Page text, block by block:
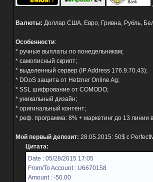
Валюты: Доллар США, Евро, Гривна, Рубль,
Особенности:
* ручные выплаты по понедельникам;
* самописный скрипт;
* выделенный сервер (IP Address 176.9.70.43);
* DDoS защита от Hetzner Online Ag;
* SSL шифрование от COMODO;
* уникальный дизайн;
* оригинальный контент;
* реф. программа: 8% + маркетинг до 13 линии в
Мой первый депозит: 28.05.2015: 50$ с
Цитата:
Date : 05/28/2015 17:05
From/To Account : U6670158
Amount : -50.00